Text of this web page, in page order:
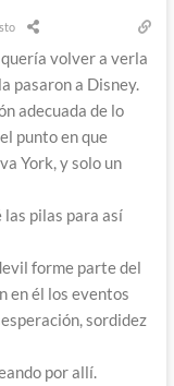
volver a verla
pasaron a Disney.
adecuada de lo
punto en que
York, y solo un
las pilas para así
forme parte del
en él los eventos
sordidez
por allí.